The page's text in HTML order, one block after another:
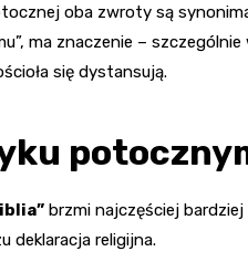
oba zwroty są
ma znaczenie –
się dystansują.
brzmi najczęściej
deklaracja religijna.